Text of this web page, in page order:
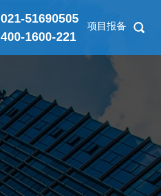
021-51690505
400-1600-221
项目报备